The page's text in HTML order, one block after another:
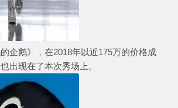
企鹅》，在2018年以近175万的价格成
出现在了本次秀场上。